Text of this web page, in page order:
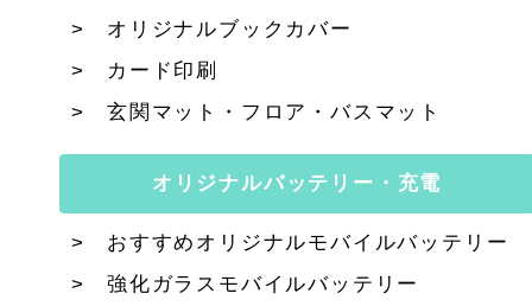
オリジナルブックカバー
カード印刷
玄関マット・フロア・バスマット
オリジナルバッテリー・充電
おすすめオリジナルモバイルバッテリー
強化ガラスモバイルバッテリー